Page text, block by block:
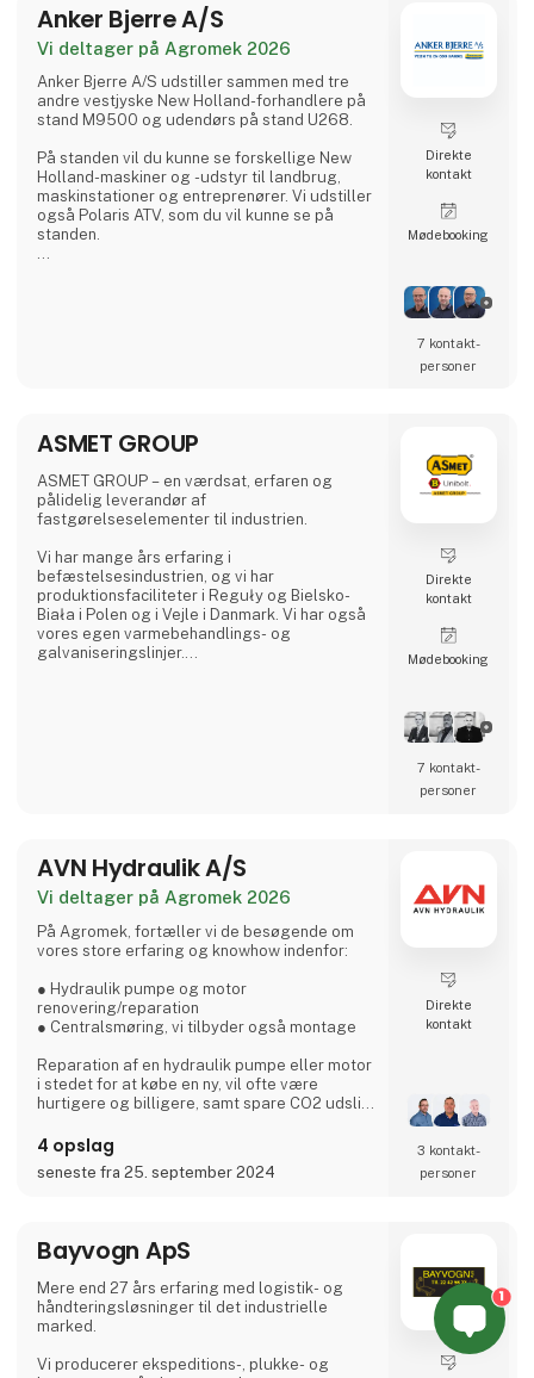
Anker Bjerre A/S
Vi deltager på Agromek 2026
Anker Bjerre A/S udstiller sammen med tre
andre vestjyske New Holland-forhandlere på
stand M9500 og udendørs på stand U268.
På standen vil du kunne se forskellige New
Holland-maskiner og -udstyr til landbrug,
maskinstationer og entreprenører. Vi udstiller
også Polaris ATV, som du vil kunne se på
standen.
Direkte
kontakt
Møde­booking
7 kontakt­
personer
ASMET GROUP
ASMET GROUP – en værdsat, erfaren og
pålidelig leverandør af
fastgørelseselementer til industrien.
Vi har mange års erfaring i
befæstelsesindustrien, og vi har
produktionsfaciliteter i Reguły og Bielsko-
Biała i Polen og i Vejle i Danmark. Vi har også
vores egen varmebehandlings- og
galvaniseringslinjer.
high-end maskinpark og t
Direkte
kontakt
Møde­booking
7 kontakt­
personer
AVN Hydraulik A/S
Vi deltager på Agromek 2026
På Agromek, fortæller vi de besøgende om
vores store erfaring og knowhow indenfor:
● Hydraulik pumpe og motor
renovering/reparation
● Centralsmøring, vi tilbyder også montage
Reparation af en hydraulik pumpe eller motor
i stedet for at købe en ny, vil ofte være
hurtigere og billigere, samt spare CO2 udslip.
Centralsmøring sikrer dig at din maskine
bliver smurt med rette mængde, på rette sted
og i rette tid. Dette sikre drift og levetid af dit
AVN Hydraulik A/S
know how
Masytec A/S
mængde - Rette sted - Rette tid
4 opslag
seneste fra 25. september 2024
Direkte
kontakt
3 kontakt­
personer
Bayvogn ApS
Mere end 27 års erfaring med logistik- og
håndteringsløsninger til det industrielle
marked.
Vi producerer ekspeditions-, plukke- og
1